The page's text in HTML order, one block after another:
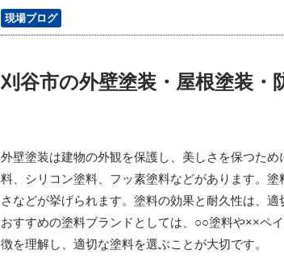
現場ブログ
刈谷市の外壁塗装・屋根塗装・
外壁塗装は建物の外観を保護し、美しさを保つた
料、シリコン塗料、フッ素塗料などがあります。
さなどが挙げられます。塗料の効果と耐久性は、
おすすめの塗料ブランドとしては、○○塗料や××ペ
徴を理解し、適切な塗料を選ぶことが大切です。